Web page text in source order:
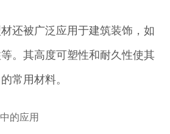
还被广泛应用于建筑装饰，如
。其高度可塑性和耐久性使其
常用材料。
的应用